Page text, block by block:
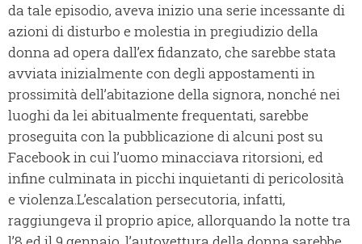
da tale episodio, aveva inizio una serie incessante di
azioni di disturbo e molestia in pregiudizio della
donna ad opera dall’ex fidanzato, che sarebbe stata
avviata inizialmente con degli appostamenti in
prossimità dell’abitazione della signora, nonché nei
luoghi da lei abitualmente frequentati, sarebbe
proseguita con la pubblicazione di alcuni post su
Facebook in cui l’uomo minacciava ritorsioni, ed
infine culminata in picchi inquietanti di pericolosità
e violenza.L’escalation persecutoria, infatti,
raggiungeva il proprio apice, allorquando la notte tra